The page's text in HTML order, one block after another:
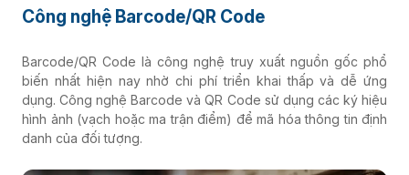
Công nghệ Barcode/QR Code
Barcode/QR Code là công nghệ truy xuất nguồn gốc phổ
biến nhất hiện nay nhờ chi phí triển khai thấp và dễ ứng
dụng. Công nghệ Barcode và QR Code sử dụng các ký hiệu
hình ảnh (vạch hoặc ma trận điểm) để mã hóa thông tin định
danh của đối tượng.